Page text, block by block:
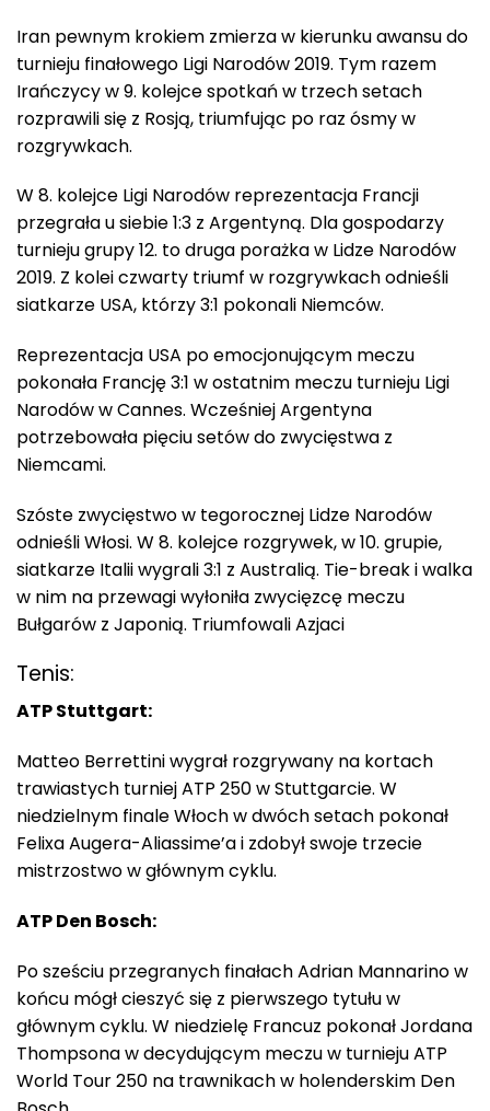
Iran pewnym krokiem zmierza w kierunku awansu do
turnieju finałowego Ligi Narodów 2019. Tym razem
Irańczycy w 9. kolejce spotkań w trzech setach
rozprawili się z Rosją, triumfując po raz ósmy w
rozgrywkach.
W 8. kolejce Ligi Narodów reprezentacja Francji
przegrała u siebie 1:3 z Argentyną. Dla gospodarzy
turnieju grupy 12. to druga porażka w Lidze Narodów
2019. Z kolei czwarty triumf w rozgrywkach odnieśli
siatkarze USA, którzy 3:1 pokonali Niemców.
Reprezentacja USA po emocjonującym meczu
pokonała Francję 3:1 w ostatnim meczu turnieju Ligi
Narodów w Cannes. Wcześniej Argentyna
potrzebowała pięciu setów do zwycięstwa z
Niemcami.
Szóste zwycięstwo w tegorocznej Lidze Narodów
odnieśli Włosi. W 8. kolejce rozgrywek, w 10. grupie,
siatkarze Italii wygrali 3:1 z Australią. Tie-break i walka
w nim na przewagi wyłoniła zwycięzcę meczu
Bułgarów z Japonią. Triumfowali Azjaci
Tenis:
ATP Stuttgart:
Matteo Berrettini wygrał rozgrywany na kortach
trawiastych turniej ATP 250 w Stuttgarcie. W
niedzielnym finale Włoch w dwóch setach pokonał
Felixa Augera-Aliassime’a i zdobył swoje trzecie
mistrzostwo w głównym cyklu.
ATP Den Bosch:
Po sześciu przegranych finałach Adrian Mannarino w
końcu mógł cieszyć się z pierwszego tytułu w
głównym cyklu. W niedzielę Francuz pokonał Jordana
Thompsona w decydującym meczu w turnieju ATP
World Tour 250 na trawnikach w holenderskim Den